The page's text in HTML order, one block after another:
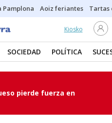
Pamplona Aoiz feriantes Tartas
Kiosko
SOCIEDAD POLÍTICA
pierde fuerza en